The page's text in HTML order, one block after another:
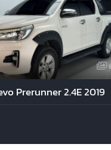
Prerunner 2.4E 2019